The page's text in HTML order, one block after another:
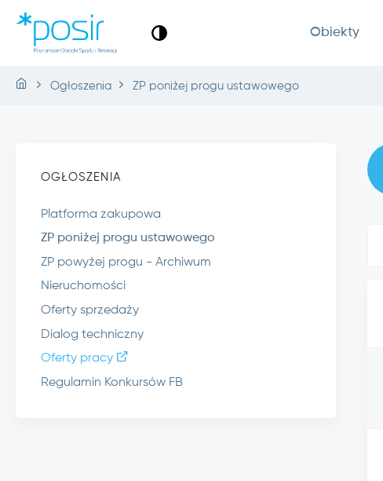
Obiekty
Ogłoszenia ZP poniżej progu ustawowego
OGŁOSZENIA
Platforma zakupowa
ZP poniżej progu ustawowego
ZP powyżej progu - Archiwum
Nieruchomości
Oferty sprzedaży
Dialog techniczny
Oferty pracy
Regulamin Konkursów FB